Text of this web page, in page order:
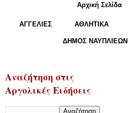
Αρχική Σελίδα
ΑΓΓΕΛΙΕΣ ΑΘΛΗΤΙΚΑ
ΔΗΜΟΣ ΝΑΥΠΛΙΕΩΝ
Αναζήτηση στις
Αργολικές Ειδήσεις